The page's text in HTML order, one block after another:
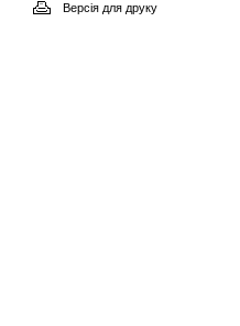
Версія для друку